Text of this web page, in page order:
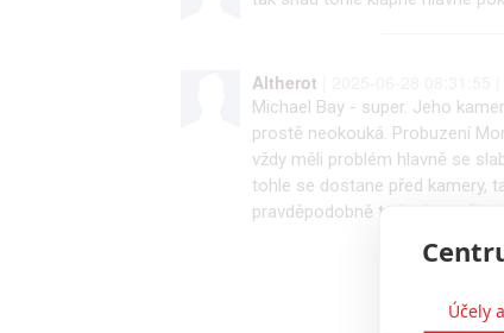
Altherot
Michael Bay - super. Jeho
prostě neokouká. Probuzení
vždy měli problém hlavně se
tohle se dostane před kamery,
pravděpodobně to bude
Účely